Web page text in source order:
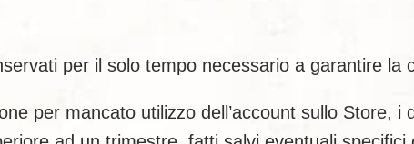
per il solo tempo necessario a garantire
per mancato utilizzo dell’account sullo Store,